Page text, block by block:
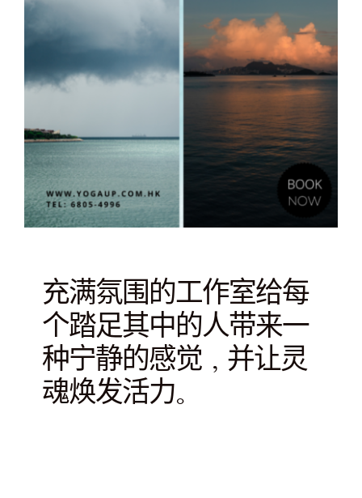
充满氛围的工作室给每
个踏足其中的人带来一
种宁静的感觉，并让灵
魂焕发活力。